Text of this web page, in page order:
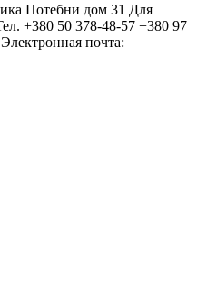
Потебни дом 31 Для
+380 50 378-48-57 +380 97
почта: